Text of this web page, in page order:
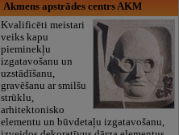
Akmens apstrādes centrs AKM
Kvalificēti meistari
veiks kapu
pieminekļu
izgatavošanu un
uzstādīšanu,
gravēšanu ar smilšu
strūklu,
arhitektonisko
elementu un būvdetaļu izgatavošanu,